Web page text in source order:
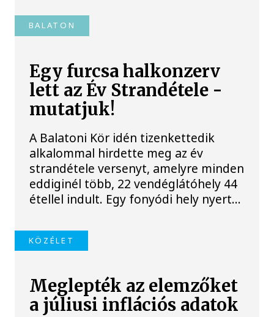
BALATON
Egy furcsa halkonzerv
lett az Év Strandétele -
mutatjuk!
A Balatoni Kör idén tizenkettedik
alkalommal hirdette meg az év
strandétele versenyt, amelyre minden
eddiginél több, 22 vendéglátóhely 44
étellel indult. Egy fonyódi hely nyert...
KÖZÉLET
Meglepték az elemzőket
a júliusi inflációs adatok